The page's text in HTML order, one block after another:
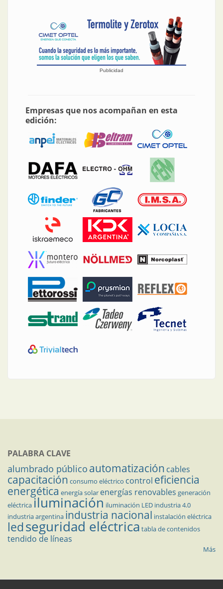
Publicidad
Empresas que nos acompañan en esta
edición:
PALABRA CLAVE
alumbrado público automatización cables
capacitación consumo eléctrico control eficiencia
energética energía solar energías renovables generación
eléctricailuminación iluminación LED industria 4.0
industria argentina industria nacional instalación eléctrica
ledseguridad eléctrica tabla de contenidos
tendido de líneas
Más